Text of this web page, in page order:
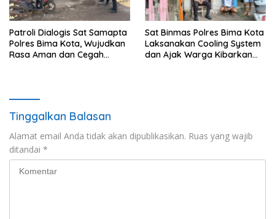
Patroli Dialogis Sat Samapta
Polres Bima Kota, Wujudkan
Rasa Aman dan Cegah
Sat Binmas Polres Bima Kota
Laksanakan Cooling System
dan Ajak Warga Kibarkan
Tinggalkan Balasan
Alamat email Anda tidak akan dipublikasikan. Ruas yang wajib
ditandai *